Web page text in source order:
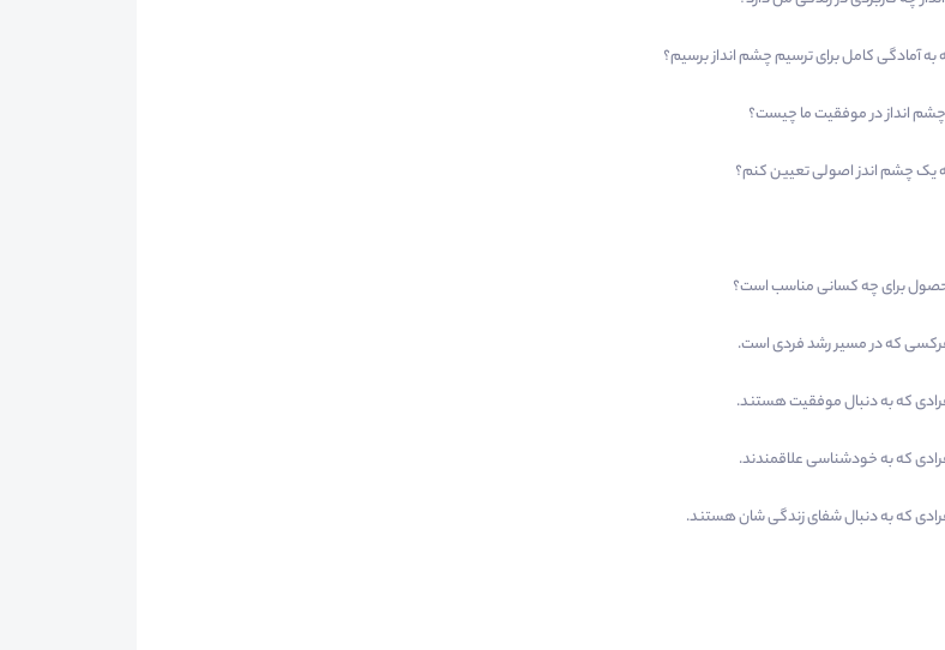
آمادگی کامل برای ترسیم چشم انداز برسیم؟
انداز در موفقیت ما چیست؟
یک چشم اندز اصولی تعیین کنم؟
برای چه کسانی مناسب است؟
که در مسیر رشد فردی است.
که به دنبال موفقیت هستند.
که به خودشناسی علاقمندند.
که به دنبال شفای زندگی شان هستند.